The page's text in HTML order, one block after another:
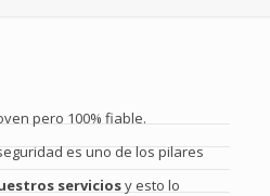
pero 100% fiable.
es uno de los pilares
serviciosy esto lo